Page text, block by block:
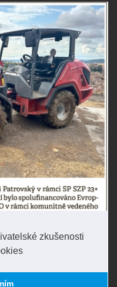
zkušenosti